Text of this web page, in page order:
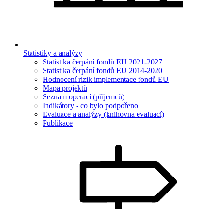
Statistiky a analýzy
Statistika čerpání fondů EU 2021-2027
Statistika čerpání fondů EU 2014-2020
Hodnocení rizik implementace fondů EU
Mapa projektů
Seznam operací (příjemců)
Indikátory - co bylo podpořeno
Evaluace a analýzy (knihovna evaluací)
Publikace